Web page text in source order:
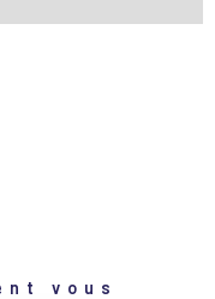
vous